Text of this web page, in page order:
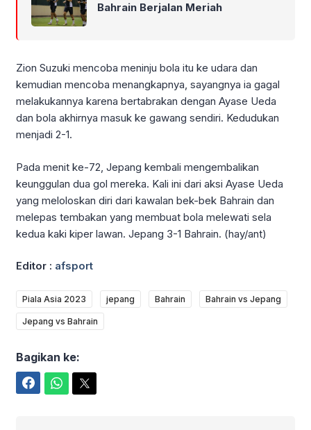
Bahrain Berjalan Meriah
Zion Suzuki mencoba meninju bola itu ke udara dan
kemudian mencoba menangkapnya, sayangnya ia gagal
melakukannya karena bertabrakan dengan Ayase Ueda
dan bola akhirnya masuk ke gawang sendiri. Kedudukan
menjadi 2-1.
Pada menit ke-72, Jepang kembali mengembalikan
keunggulan dua gol mereka. Kali ini dari aksi Ayase Ueda
yang meloloskan diri dari kawalan bek-bek Bahrain dan
melepas tembakan yang membuat bola melewati sela
kedua kaki kiper lawan. Jepang 3-1 Bahrain. (hay/ant)
Editor : afsport
Piala Asia 2023 jepang Bahrain Bahrain vs Jepang
Jepang vs Bahrain
Bagikan ke: